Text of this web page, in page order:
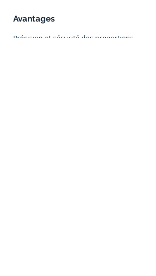
Avantages
Précision et sécurité des proportions